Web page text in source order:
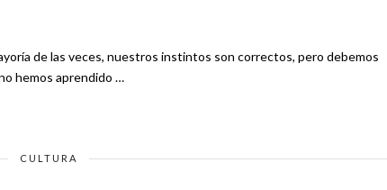
hemos aprendido …
CULTURA